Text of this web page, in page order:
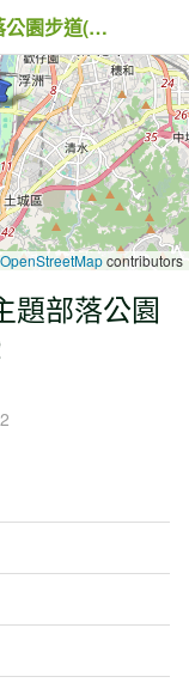
鹿角溪人工溼地、原住民主題部落公園步道(樹林～山佳)1091212
OpenStreetMapcontributors
題部落公園
2